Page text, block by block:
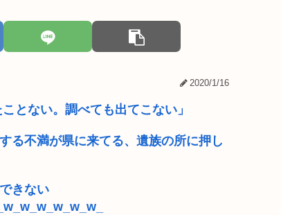
だ...
ド...
極刑...
を...
「ジャンプ」ストアで大量注文
ホワソ村上宗隆の英語力向上に
【決算】任天堂「Switch2もマ
たんぱく質 摂取量を減らすと、
【訃報】寿美花代さん死去
B’z「重いマーシャル運んでた
2020/1/16
とない。調べても出てこない」
る不満が県に来てる、遺族の所に押し
きない